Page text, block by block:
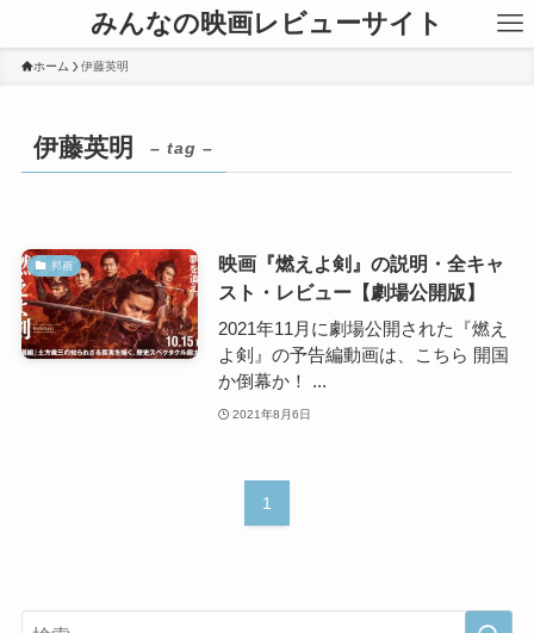
みんなの映画レビューサイト
ホーム 伊藤英明
伊藤英明 – tag –
邦画
映画『燃えよ剣』の説明・全キャ
スト・レビュー【劇場公開版】
2021年11月に劇場公開された『燃え
よ剣』の予告編動画は、こちら 開国
か倒幕か！ ...
2021年8月6日
1